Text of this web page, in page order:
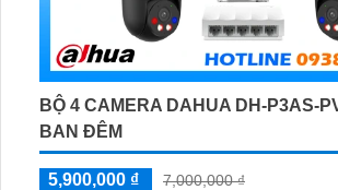
BỘ 4 CAMERA DAHUA DH-P3AS-
BAN ĐÊM
5,900,000 ₫
7,000,000 ₫